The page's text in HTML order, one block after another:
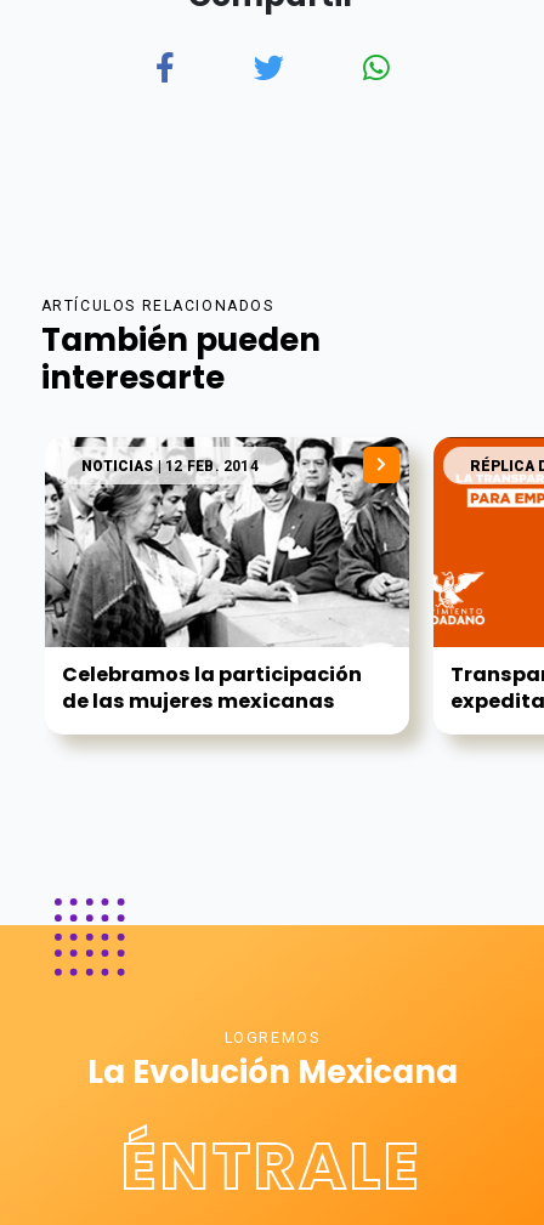
ARTÍCULOS RELACIONADOS
También pueden
interesarte
NOTICIAS| 12 FEB. 2014
Celebramos la participación
de las mujeres mexicanas
RÉPLICA
expedita
LOGREMOS
La Evolución Mexicana
ÉNTRALE